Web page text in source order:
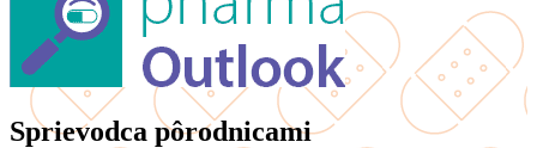
Sprievodca pôrodnicami